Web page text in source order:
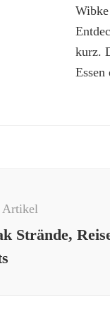
kurz.
Artikel
Strände,